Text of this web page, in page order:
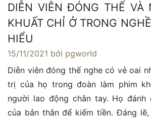
DIỄN VIÊN ĐÓNG THẾ VÀ
KHUẤT CHỈ Ở TRONG
HIỂU
15/11/2021 bởi pgworld
Diễn viên đóng thế nghe có vẻ oai
trị của họ trong đoàn làm phim
người lao động chân tay. Họ đánh
của bản thân để kiếm tiền. Đáng